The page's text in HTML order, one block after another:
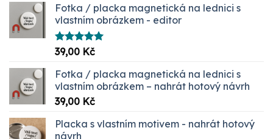
Fotka / placka magnetická na lednici s
vlastním obrázkem - editor
Hodnocení
5.00
39,00 Kč
Fotka / placka magnetická na lednici s
vlastním obrázkem – nahrát hotový návrh
39,00 Kč
Placka s vlastním motivem - nahrát hotový
návrh